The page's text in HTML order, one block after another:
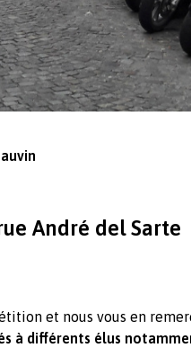
André del Sarte
et nous vous en
à différents élus